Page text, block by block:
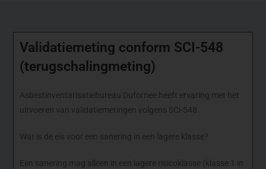
Validatiemeting conform SCI-548
(terugschalingmeting)
Asbestinventarisatiebureau Dufornee heeft ervaring met het
uitvoeren van validatiemetingen volgens SCi-548.
Wat is de eis voor een sanering in een lagere klasse?
Een sanering mag alleen in een lagere risicoklasse (klasse 1 in